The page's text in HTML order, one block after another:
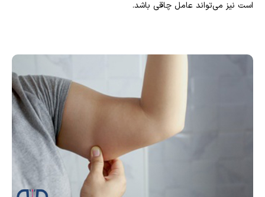
است نیز می‌تواند عامل چاقی باشد.